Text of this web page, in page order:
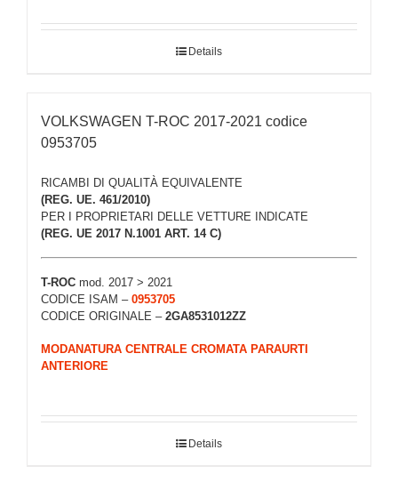
Details
VOLKSWAGEN T-ROC 2017-2021 codice
0953705
RICAMBI DI QUALITÀ EQUIVALENTE
(REG. UE. 461/2010)
PER I PROPRIETARI DELLE VETTURE INDICATE
(REG. UE 2017 N.1001 ART. 14 C)
T-ROC mod. 2017 > 2021
CODICE ISAM – 0953705
CODICE ORIGINALE – 2GA8531012ZZ
MODANATURA CENTRALE CROMATA PARAURTI
ANTERIORE
Details